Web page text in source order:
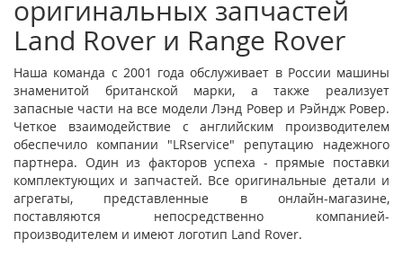
оригинальных запчастей
Land Rover и Range Rover
Наша команда с 2001 года обслуживает в России машины
знаменитой британской марки, а также реализует
запасные части на все модели Лэнд Ровер и Рэйндж Ровер.
Четкое взаимодействие с английским производителем
обеспечило компании "LRservice" репутацию надежного
партнера. Один из факторов успеха - прямые поставки
комплектующих и запчастей. Все оригинальные детали и
агрегаты, представленные в онлайн-магазине,
поставляются непосредственно компанией-
производителем и имеют логотип Land Rover.